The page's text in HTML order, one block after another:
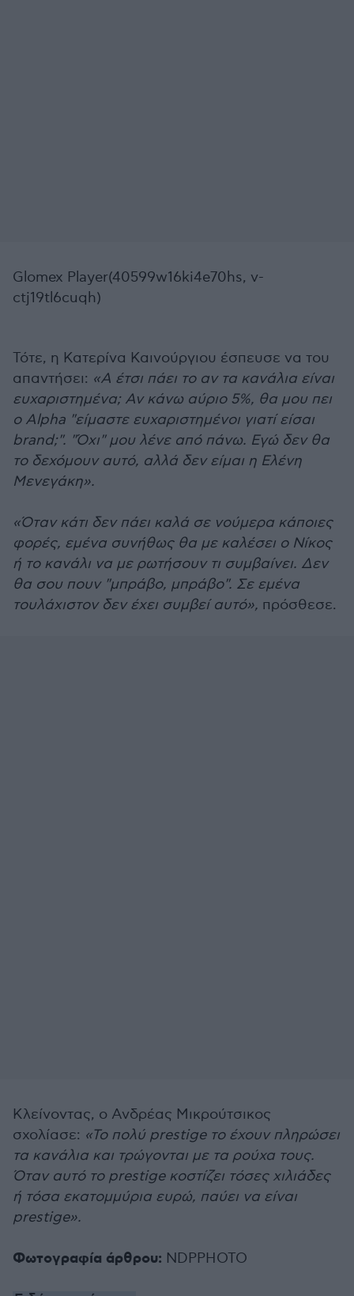
Glomex Player(40599w16ki4e70hs, v-
ctj19tl6cuqh)
Τότε, η Κατερίνα Καινούργιου έσπευσε να του
απαντήσει: «Α έτσι πάει το αν τα κανάλια είναι
ευχαριστημένα; Αν κάνω αύριο 5%, θα μου πει
ο Alpha "είμαστε ευχαριστημένοι γιατί είσαι
brand;". "Όχι" μου λένε από πάνω. Εγώ δεν θα
το δεχόμουν αυτό, αλλά δεν είμαι η Ελένη
Μενεγάκη».
«Όταν κάτι δεν πάει καλά σε νούμερα κάποιες
φορές, εμένα συνήθως θα με καλέσει ο Νίκος
ή το κανάλι να με ρωτήσουν τι συμβαίνει. Δεν
θα σου πουν "μπράβο, μπράβο". Σε εμένα
τουλάχιστον δεν έχει συμβεί αυτό», πρόσθεσε.
Κλείνοντας, ο Ανδρέας Μικρούτσικος
σχολίασε: «Το πολύ prestige το έχουν πληρώσει
τα κανάλια και τρώγονται με τα ρούχα τους.
Όταν αυτό το prestige κοστίζει τόσες χιλιάδες
ή τόσα εκατομμύρια ευρώ, παύει να είναι
prestige».
Φωτογραφία άρθρου: NDPPHOTO